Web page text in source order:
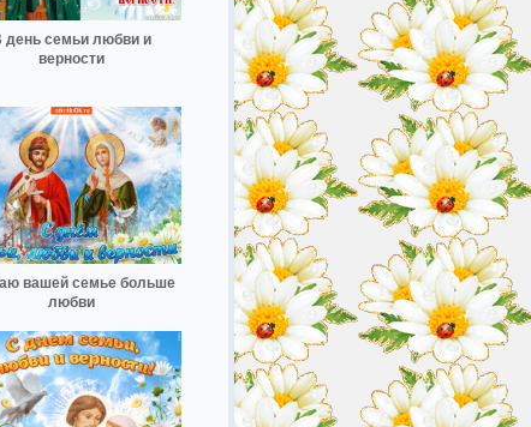
день семьи любви и
верности
вашей семье больше
любви